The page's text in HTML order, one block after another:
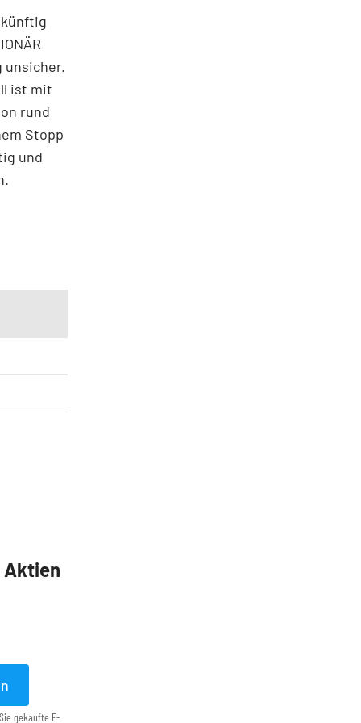
unsicher.
ist mit
rund
Stopp
und
Aktien
gekaufte E-